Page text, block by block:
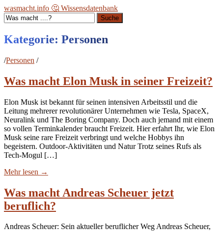
wasmacht.info 🤔 Wissensdatenbank
Suche
Kategorie: Personen
/Personen /
Was macht Elon Musk in seiner Freizeit?
Elon Musk ist bekannt für seinen intensiven Arbeitsstil und die
Leitung mehrerer revolutionärer Unternehmen wie Tesla, SpaceX,
Neuralink und The Boring Company. Doch auch jemand mit einem
so vollen Terminkalender braucht Freizeit. Hier erfahrt Ihr, wie Elon
Musk seine rare Freizeit verbringt und welche Hobbys ihn
begeistern. Outdoor-Aktivitäten und Natur Trotz seines Rufs als
Tech-Mogul […]
Mehr lesen →
Was macht Andreas Scheuer jetzt
beruflich?
Andreas Scheuer: Sein aktueller beruflicher Weg Andreas Scheuer,